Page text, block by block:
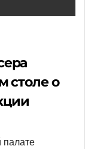
столе о